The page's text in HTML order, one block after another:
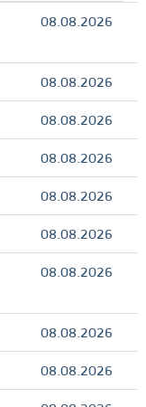
08.08.2026
08.08.2026
08.08.2026
08.08.2026
08.08.2026
08.08.2026
08.08.2026
08.08.2026
08.08.2026